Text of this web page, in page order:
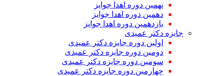
نهمین دوره اهدا جوایز
دهمین دوره اهدا جوایز
یازدهمین دوره اهدا جوایز
جایزه دکتر عمیدی
اولین دوره جایزه دکتر عمیدی
دومین دوره جایزه دکتر عمیدی
سومین دوره جایزه دکتر عمیدی
چهارمین دوره جایزه دکتر عمیدی